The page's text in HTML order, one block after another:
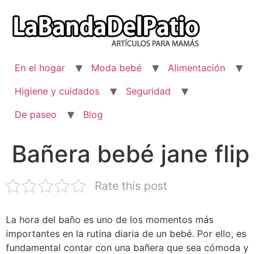
contenido
En el hogar Moda bebé
Alimentación
Higiene y cuidados
Seguridad
De paseo
Blog
Bañera bebé jane flip
Rate this post
La hora del baño es uno de los momentos más
importantes en la rutina diaria de un bebé. Por ello, es
fundamental contar con una bañera que sea cómoda y